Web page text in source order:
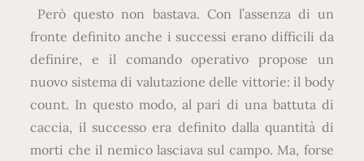
Però questo non bastava. Con l’assenza di un
fronte definito anche i successi erano difficili da
definire, e il comando operativo propose un
nuovo sistema di valutazione delle vittorie: il body
count. In questo modo, al pari di una battuta di
caccia, il successo era definito dalla quantità di
morti che il nemico lasciava sul campo. Ma, forse